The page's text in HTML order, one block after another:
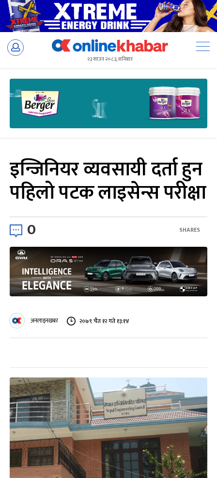
Skip
२३ साउन २०८३, शनिबार
इन्जिनियर व्यवसायी दर्ता हुन
पहिलो पटक लाइसेन्स परीक्षा
0 SHARES
अनलाइनखबर २०७९ चैत १२ गते १३:१४